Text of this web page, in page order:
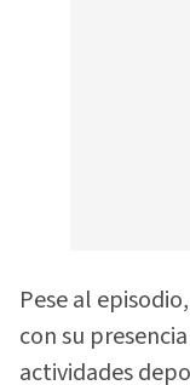
Pese al
con su
actividades